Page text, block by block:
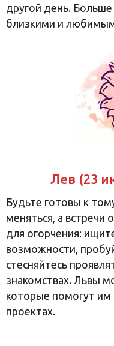
другой день.
близкими и
Лев (23
Будьте готовы к
меняться, а встречи
для огорчения:
возможности,
стесняйтесь
знакомствах. Львы
которые помогут
проектах.